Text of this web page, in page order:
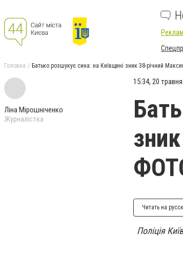
Головна Батько розшукує сина: на Київщині зник 38-річний
Ліна Мірошніченко
Журналістка
15:34, 20
Читать на
Поліція